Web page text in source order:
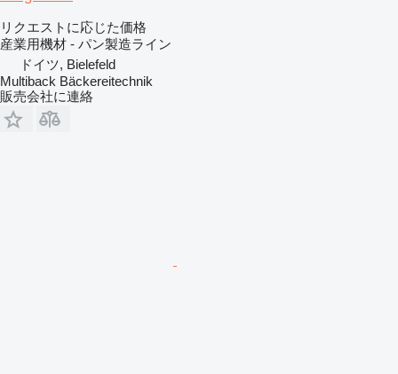
リクエストに応じた価格
産業用機材 - パン製造ライン
ドイツ, Bielefeld
Multiback Bäckereitechnik
販売会社に連絡